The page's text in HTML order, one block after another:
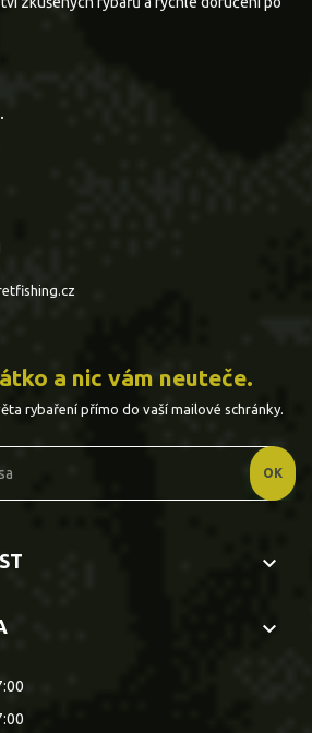
a nic vám neuteče.
rybaření přímo do vaší mailové schránky.
keyboard_arrow_down
keyboard_arrow_down